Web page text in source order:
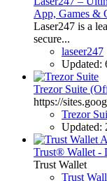
App, Games &
Laser247 is a
secure...
laseer247
Updated:
Trezor Suite
https://
Trezor
Updated:
Trust® Wallet -
Trust Wallet
Trust